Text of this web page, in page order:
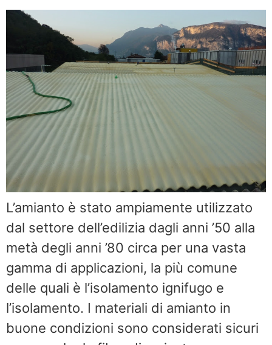
L’amianto è stato ampiamente utilizzato
dal settore dell’edilizia dagli anni ’50 alla
metà degli anni ’80 circa per una vasta
gamma di applicazioni, la più comune
delle quali è l’isolamento ignifugo e
l’isolamento. I materiali di amianto in
buone condizioni sono considerati sicuri